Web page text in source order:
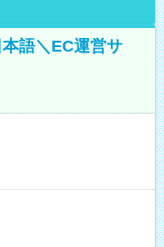
語＼EC運営サ